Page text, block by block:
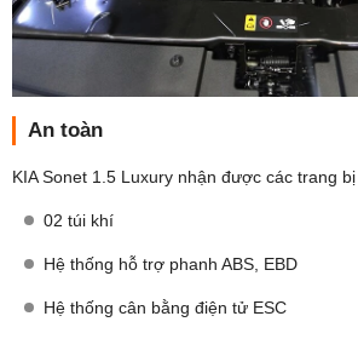
An toàn
KIA Sonet 1.5 Luxury nhận được các trang
02 túi khí
Hệ thống hỗ trợ phanh ABS, EBD
Hệ thống cân bằng điện tử ESC